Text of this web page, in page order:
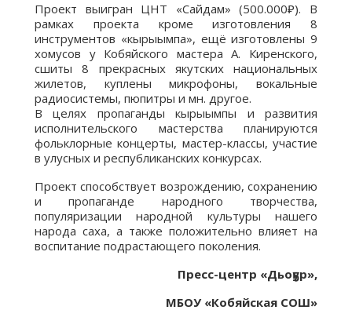
Проект выигран ЦНТ «Сайдам» (500.000₽). В
рамках проекта кроме изготовления 8
инструментов «кырыымпа», ещё изготовлены 9
хомусов у Кобяйского мастера А. Киренского,
сшиты 8 прекрасных якутских национальных
жилетов, куплены микрофоны, вокальные
радиосистемы, пюпитры и мн. другое.
В целях пропаганды кырыымпы и развития
исполнительского мастерства планируются
фольклорные концерты, мастер-классы, участие
в улусных и республиканских конкурсах.
Проект способствует возрождению, сохранению
и пропаганде народного творчества,
популяризации народной культуры нашего
народа саха, а также положительно влияет на
воспитание подрастающего поколения.
Пресс-центр «Дьоҕур»,
МБОУ «Кобяйская СОШ»